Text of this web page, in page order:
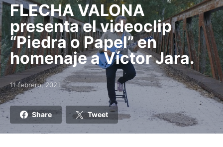
FLECHA VALONA
presenta el videoclip
“Piedra o Papel” en
homenaje a Víctor Jara.
Posted on
11 febrero, 2021
Share Tweet